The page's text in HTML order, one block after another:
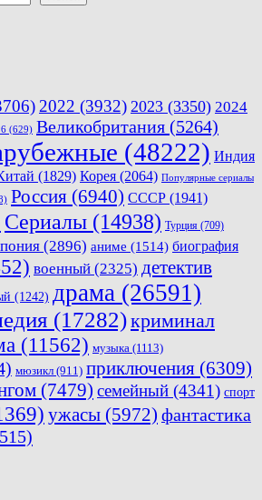
2022 (3932) 2023 (3350) 2024
(629) Великобритания (5264)
(48222) Индия
(1829) Корея (2064) Популярные сериалы
Россия (6940) СССР (1941)
Сериалы (14938) Турция (709)
(2896) аниме (1514) биография
военный (2325) детектив
(1242) драма (26591)
(17282)криминал
(11562) музыка (1113)
мюзикл (911) приключения (6309)
(7479) семейный (4341) спорт
ужасы (5972) фантастика